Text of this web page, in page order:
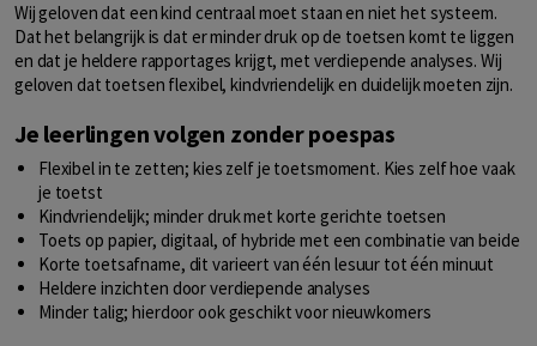
Wij geloven dat een kind centraal moet staan en niet het systeem.
Dat het belangrijk is dat er minder druk op de toetsen komt te liggen
en dat je heldere rapportages krijgt, met verdiepende analyses. Wij
geloven dat toetsen flexibel, kindvriendelijk en duidelijk moeten zijn.
Je leerlingen volgen zonder poespas
Flexibel in te zetten; kies zelf je toetsmoment. Kies zelf hoe vaak
je toetst
Kindvriendelijk; minder druk met korte gerichte toetsen
Toets op papier, digitaal, of hybride met een combinatie van beide
Korte toetsafname, dit varieert van één lesuur tot één minuut
Heldere inzichten door verdiepende analyses
Minder talig; hierdoor ook geschikt voornieuwkomers